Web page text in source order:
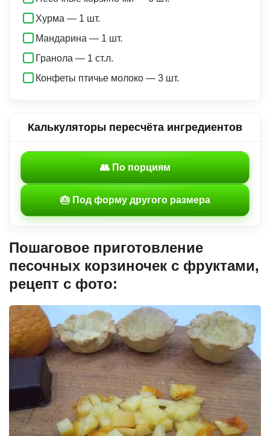
Хурма — 1 шт.
Мандарина — 1 шт.
Гранола — 1 ст.л.
Конфеты птичье молоко — 3 шт.
Калькуляторы пересчёта ингредиентов
👥 По порциям
🎂 Под форму другого размера
Пошаговое приготовление
песочных корзиночек с фруктами,
рецепт с фото: